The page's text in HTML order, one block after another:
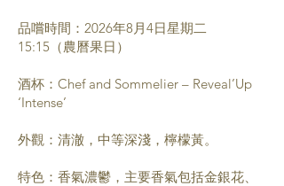
品嚐時間：2026年8月4日星期二
15:15（農曆果日）
酒杯：Chef and Sommelier – Reveal’Up
‘Intense’
外觀：清澈，中等深淺，檸檬黃。
特色：香氣濃鬱，主要香氣包括金銀花、